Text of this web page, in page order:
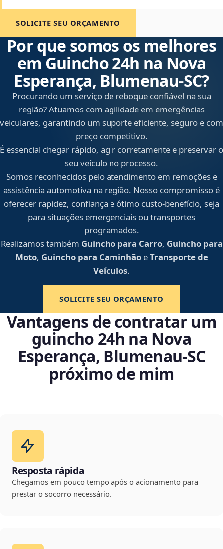
SOLICITE SEU ORÇAMENTO
Por que somos os melhores
em Guincho 24h na Nova
Esperança, Blumenau‑SC?
Procurando um serviço de reboque confiável na sua
região? Atuamos com agilidade em emergências
veiculares, garantindo um suporte eficiente, seguro e com
preço competitivo.
É essencial chegar rápido, agir corretamente e preservar o
seu veículo no processo.
Somos reconhecidos pelo atendimento em remoções e
assistência automotiva na região. Nosso compromisso é
oferecer rapidez, confiança e ótimo custo-benefício, seja
para situações emergenciais ou transportes
programados.
Realizamos também Guincho para Carro, Guincho para
Moto, Guincho para CaminhãoeTransporte de
Veículos.
SOLICITE SEU ORÇAMENTO
Vantagens de contratar um
guincho 24h na Nova
Esperança, Blumenau‑SC
próximo de mim
Resposta rápida
Chegamos em pouco tempo após o acionamento para
prestar o socorro necessário.